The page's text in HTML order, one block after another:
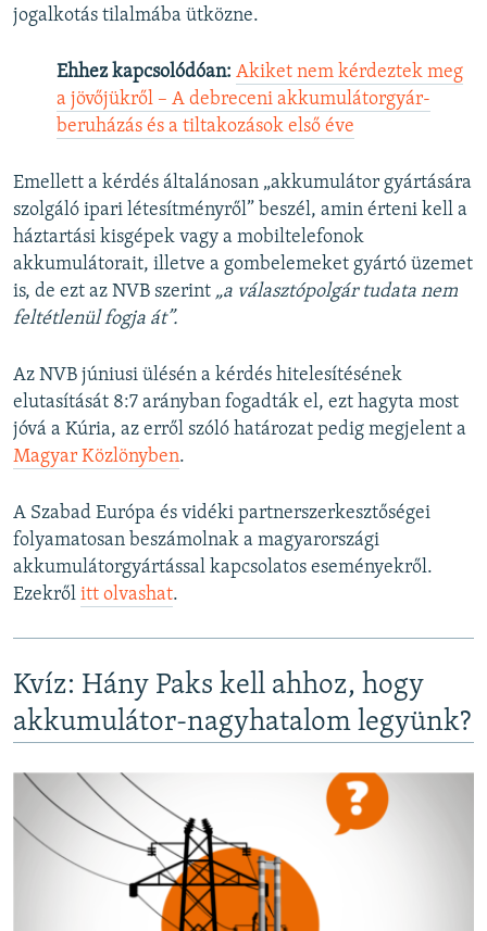
jogalkotás tilalmába ütközne.
Ehhez kapcsolódóan: Akiket nem kérdeztek meg
a jövőjükről – A debreceni akkumulátorgyár-
beruházás és a tiltakozások első éve
Emellett a kérdés általánosan „akkumulátor gyártására
szolgáló ipari létesítményről” beszél, amin érteni kell a
háztartási kisgépek vagy a mobiltelefonok
akkumulátorait, illetve a gombelemeket gyártó üzemet
is, de ezt az NVB szerint „a választópolgár tudata nem
feltétlenül fogja át”.
Az NVB júniusi ülésén a kérdés hitelesítésének
elutasítását 8:7 arányban fogadták el, ezt hagyta most
jóvá a Kúria, az erről szóló határozat pedig megjelent a
Magyar Közlönyben.
A Szabad Európa és vidéki partnerszerkesztőségei
folyamatosan beszámolnak a magyarországi
akkumulátorgyártással kapcsolatos eseményekről.
Ezekről itt olvashat.
Kvíz: Hány Paks kell ahhoz, hogy
akkumulátor-nagyhatalom legyünk?